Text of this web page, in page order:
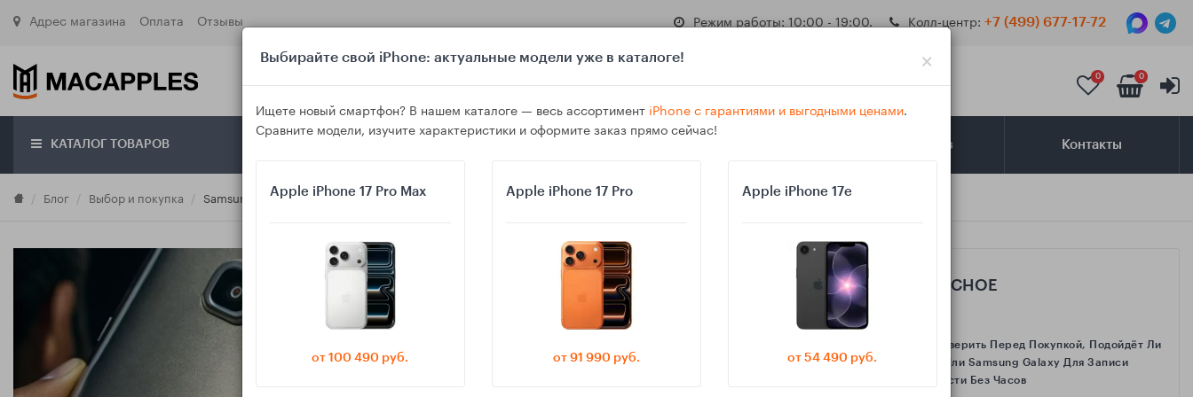
Адрес магазина Оплата Отзывы Режим работы: 10:00 - 19:00. Колл-центр: +7 (499) 677-17-72
0 0
КАТАЛОГ ТОВАРОВ Самовывоз Контакты
Блог Выбор и покупка Samsung Galaxy: как быстро проверить, есть ли OIS в камере, и почему это важно для фото и видео
САМОЕ ИНТЕРЕСНОЕ
Как Проверить Перед Покупкой, Подойдёт Ли
IPhone Или Samsung Galaxy Для Записи
Активности Без Часов
Выбирайте свой iPhone: актуальные модели уже в каталоге! ×
Ищете новый смартфон? В нашем каталоге — весь ассортимент iPhone с гарантиями и выгодными ценами.
Сравните модели, изучите характеристики и оформите заказ прямо сейчас!
Apple iPhone 17 Pro Max
от 100 490 руб.
Apple iPhone 17 Pro
от 91 990 руб.
Apple iPhone 17e
от 54 490 руб.